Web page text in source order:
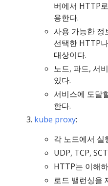
버에서 HTTP
용한다.
사용 가능한 정
선택한 HTTP
대상이다.
노드, 파드, 서
있다.
서비스에 도달
한다.
kube proxy:
각 노드에서 실
UDP, TCP,
HTTP는 이해
로드 밸런싱을